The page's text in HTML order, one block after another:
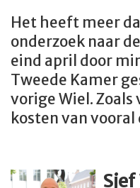
Het heeft meer
onderzoek naar
eind april door
Tweede Kamer
vorige Wiel.
kosten van
Sjef